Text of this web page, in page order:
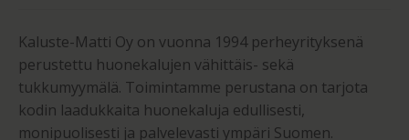
Kaluste-Matti Oy on vuonna 1994 perheyrityksenä
perustettu huonekalujen vähittäis- sekä
tukkumyymälä. Toimintamme perustana on tarjota
kodin laadukkaita huonekaluja edullisesti,
monipuolisesti ja palvelevasti ympäri Suomen.